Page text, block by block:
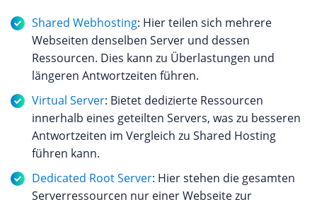
Shared Webhosting: Hier teilen sich mehrere
Webseiten denselben Server und dessen
Ressourcen. Dies kann zu Überlastungen und
längeren Antwortzeiten führen.
Virtual Server: Bietet dedizierte Ressourcen
innerhalb eines geteilten Servers, was zu besseren
Antwortzeiten im Vergleich zu Shared Hosting
führen kann.
Dedicated Root Server: Hier stehen die gesamten
Serverressourcen nur einer Webseite zur